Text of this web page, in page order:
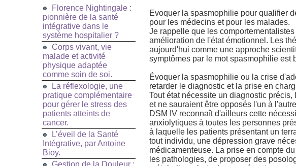
Florence Nightingale :
pionnière de la santé
intégrative dans le
système hospitalier ?
Corps vivant, vie
malade et activité
physique adaptée
comme soin de soi.
La réflexologie, une
pratique complémentaire
pour gérer le stress des
patients atteints de
cancer.
L’éveil de la Santé
Intégrative, par Antoine
Bioy.
Gestion de la Douleur :
Evoquer la spasmophilie pour qualifier
pour les médecins et pour les malades.
Je rappelle que les
amélioration de l'état émotionnel. Les
aujourd'hui comme une approche
symptômes par le mot spasmophilie est
Évoquer la spasmophilie ou la crise
retarder le diagnostic et la prise en
Tout état nécessite un diagnostic
et ne sauraient être opposés l'un à
DSM IV reconnaît d'ailleurs cette
anxiolytiques à toutes les personnes
à laquelle les patients présentant un
tout individu, une dépression grave
médicamenteuse. La prise en compte
les pathologies, de proposer des